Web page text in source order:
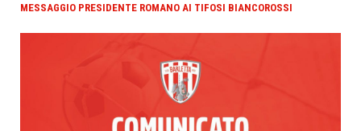
MESSAGGIO PRESIDENTE ROMANO AI TIFOSI BIANCOROSSI